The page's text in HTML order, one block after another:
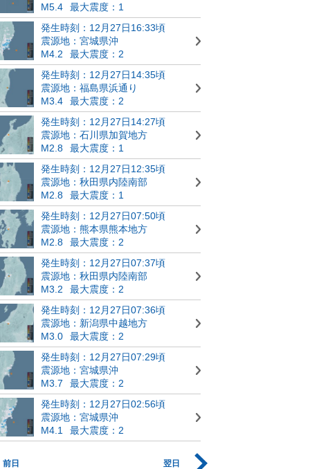
M5.4
最大震度：1
発生時刻：12月27日16:33頃
震源地：宮城県沖
M4.2
最大震度：2
発生時刻：12月27日14:35頃
震源地：福島県浜通り
M3.4
最大震度：2
発生時刻：12月27日14:27頃
震源地：石川県加賀地方
M2.8
最大震度：1
発生時刻：12月27日12:35頃
震源地：秋田県内陸南部
M2.8
最大震度：1
発生時刻：12月27日07:50頃
震源地：熊本県熊本地方
M2.8
最大震度：2
発生時刻：12月27日07:37頃
震源地：秋田県内陸南部
M3.2
最大震度：2
発生時刻：12月27日07:36頃
震源地：新潟県中越地方
M3.0
最大震度：2
発生時刻：12月27日07:29頃
震源地：宮城県沖
M3.7
最大震度：2
発生時刻：12月27日02:56頃
震源地：宮城県沖
M4.1
最大震度：2
前日 翌日